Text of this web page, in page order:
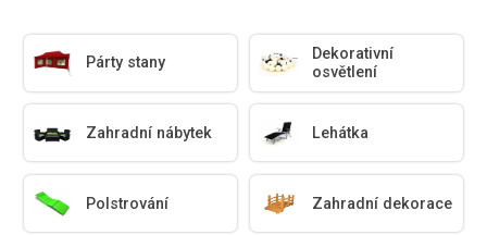
Párty stany
Dekorativní
osvětlení
Zahradní nábytek Lehátka
Polstrování Zahradní dekorace